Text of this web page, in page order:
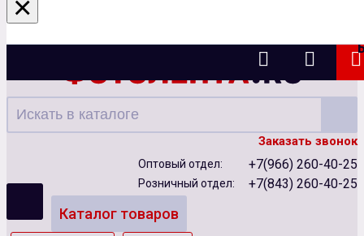
Казань
Заказать звонок
Оптовый отдел: +7(966) 260-40-25
Розничный отдел: +7(843) 260-40-25
Каталог товаров
×